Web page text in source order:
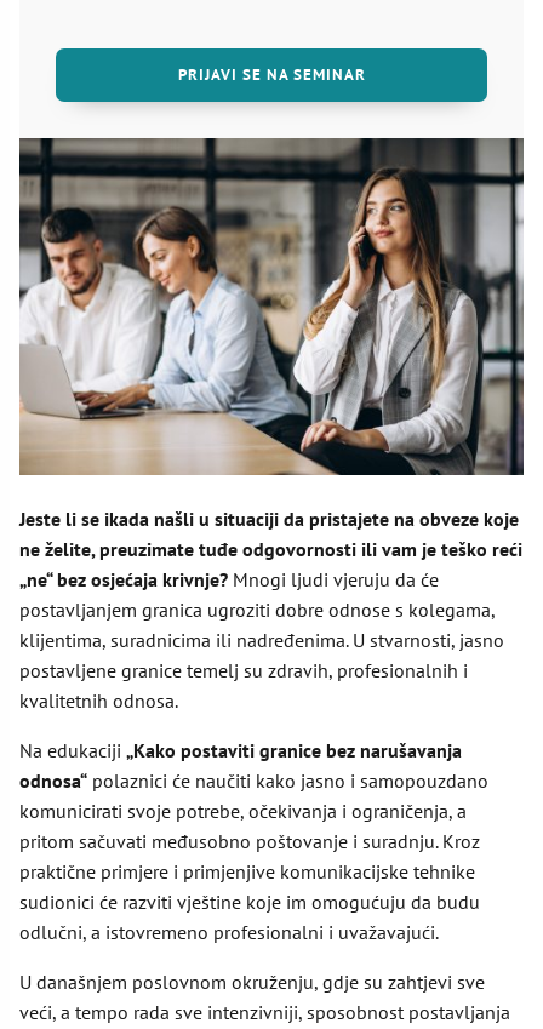
PRIJAVI SE NA SEMINAR
Jeste li se ikada našli u situaciji da pristajete na obveze koje
ne želite, preuzimate tuđe odgovornosti ili vam je teško reći
„ne“ bez osjećaja krivnje? Mnogi ljudi vjeruju da će
postavljanjem granica ugroziti dobre odnose s kolegama,
klijentima, suradnicima ili nadređenima. U stvarnosti, jasno
postavljene granice temelj su zdravih, profesionalnih i
kvalitetnih odnosa.
Na edukaciji „Kako postaviti granice bez narušavanja
odnosa“ polaznici će naučiti kako jasno i samopouzdano
komunicirati svoje potrebe, očekivanja i ograničenja, a
pritom sačuvati međusobno poštovanje i suradnju. Kroz
praktične primjere i primjenjive komunikacijske tehnike
sudionici će razviti vještine koje im omogućuju da budu
odlučni, a istovremeno profesionalni i uvažavajući.
U današnjem poslovnom okruženju, gdje su zahtjevi sve
veći, a tempo rada sve intenzivniji, sposobnost postavljanja